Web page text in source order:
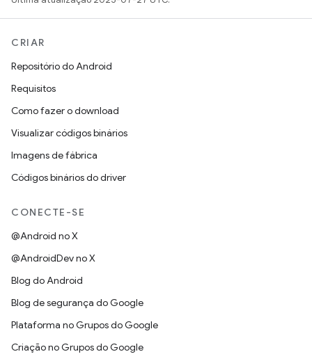
CRIAR
Repositório do Android
Requisitos
Como fazer o download
Visualizar códigos binários
Imagens de fábrica
Códigos binários do driver
CONECTE-SE
@Android no X
@AndroidDev no X
Blog do Android
Blog de segurança do Google
Plataforma no Grupos do Google
Criação no Grupos do Google